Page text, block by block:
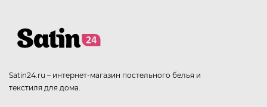
Satin24.ru – интернет-магазин постельного белья и
текстиля для дома.